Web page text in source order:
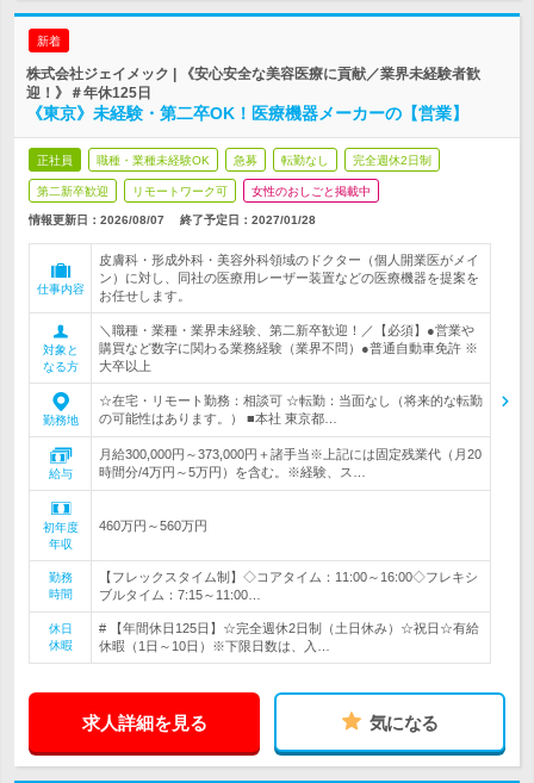
新着
株式会社ジェイメック | 《安心安全な美容医療に貢献／業界未経験者歓
迎！》＃年休125日
《東京》未経験・第二卒OK！医療機器メーカーの【営業】
正社員 職種・業種未経験OK 急募 転勤なし 完全週休2日制
第二新卒歓迎 リモートワーク可 女性のおしごと掲載中
情報更新日：2026/08/07 終了予定日： 2027/01/28
仕事内容
皮膚科・形成外科・美容外科領域のドクター（個人開業医がメイ
ン）に対し、同社の医療用レーザー装置などの医療機器を提案を
お任せします。
対象と
なる方
＼職種・業種・業界未経験、第二新卒歓迎！／【必須】●営業や
購買など数字に関わる業務経験（業界不問）●普通自動車免許 ※
大卒以上
勤務地
☆在宅・リモート勤務：相談可 ☆転勤：当面なし（将来的な転勤
の可能性はあります。） ■本社 東京都…
給与
月給300,000円～373,000円＋諸手当※上記には固定残業代（月20
時間分/4万円～5万円）を含む。※経験、ス…
初年度
年収
460万円～560万円
勤務
時間
【フレックスタイム制】◇コアタイム：11:00～16:00◇フレキシ
ブルタイム：7:15～11:00…
休日
休暇
# 【年間休日125日】☆完全週休2日制（土日休み）☆祝日☆有給
休暇（1日～10日）※下限日数は、入…
求人詳細を見る 気になる